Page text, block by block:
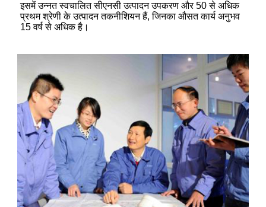
इसमें उन्नत स्वचालित सीएनसी उत्पादन उपकरण और 50 से अधिक
प्रथम श्रेणी के उत्पादन तकनीशियन हैं, जिनका औसत कार्य अनुभव
15 वर्ष से अधिक है।